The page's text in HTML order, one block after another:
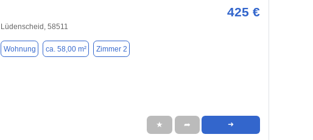
425 €
Lüdenscheid, 58511
Wohnung ca. 58,00 m² Zimmer 2
★ ➦ ➜